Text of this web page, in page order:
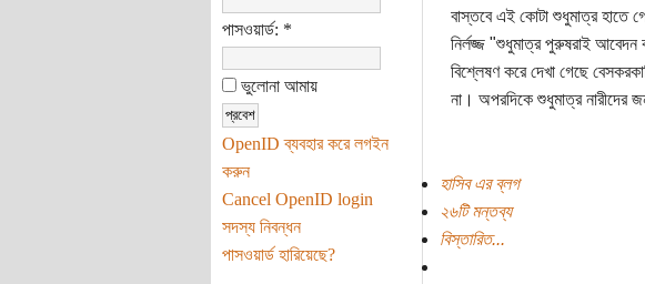
পাসওয়ার্ড: *
ভুলোনা আমায়
OpenID ব্যবহার করে লগইন
করুন
Cancel OpenID login
সদস্য নিবন্ধন
পাসওয়ার্ড হারিয়েছে?
বাস্তবে এই কোটা শুধুমাত্র হাতে
নির্লজ্জ "শুধুমাত্র পুরুষরাই আবেদন
বিশ্লেষণ করে দেখা গেছে
না। অপরদিকে শুধুমাত্র নারীদের
হাসিব এর ব্লগ
২৬টি মন্তব্য
বিস্তারিত...